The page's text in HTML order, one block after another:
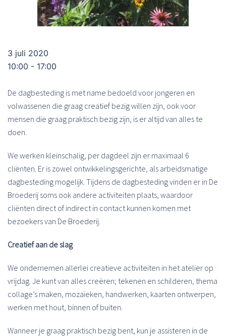
3 juli 2020
10:00 - 17:00
De dagbesteding is met name bedoeld voor jongeren en
volwassenen die graag creatief bezig willen zijn, ook voor
mensen die graag praktisch bezig zijn, is er altijd van alles te
doen.
We werken kleinschalig, per dagdeel zijn er maximaal 6
cliënten. Er is zowel ontwikkelingsgerichte, als arbeidsmatige
dagbesteding mogelijk. Tijdens de dagbesteding vinden er in De
Broederij soms ook andere activiteiten plaats, waardoor
cliënten direct of indirect in contact kunnen komen met
bezoekers van De Broederij.
Creatief aan de slag
We ondernemen allerlei creatieve activiteiten in het atelier op
vrijdag. Je kunt van alles creëren; tekenen en schilderen, thema
collage’s maken, mozaïeken, handwerken, kaarten ontwerpen,
werken met hout, binnen of buiten.
Wanneer je graag praktisch bezig bent, kun je assisteren in de